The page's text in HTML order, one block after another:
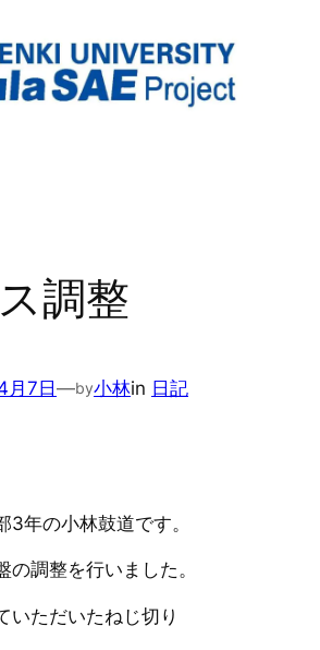
調整
月7日—by小林in 日記
3年の小林鼓道です。
の調整を行いました。
いただいたねじ切り